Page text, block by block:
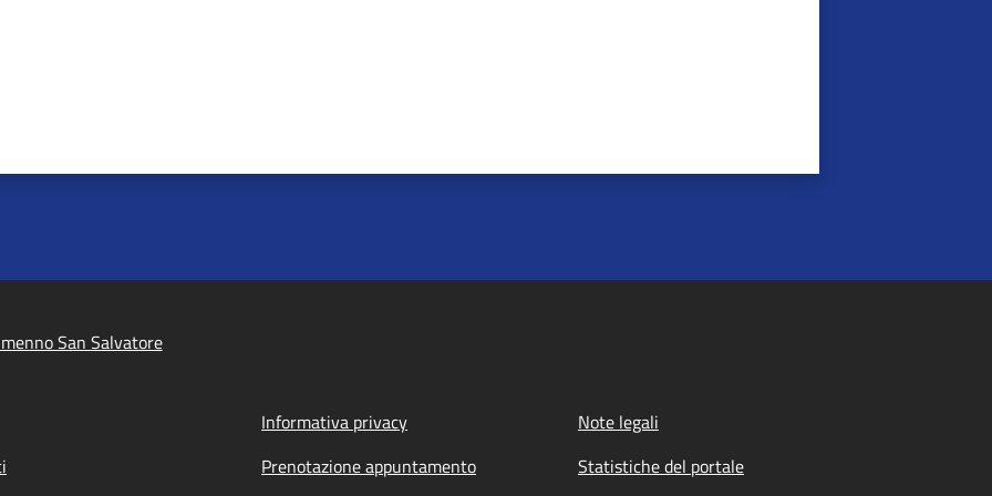
San Salvatore
Informativa privacy
Note legali
Prenotazione appuntamento Statistiche del portale